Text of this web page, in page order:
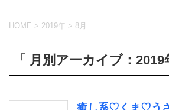
HOME > 2019年 > 8月
「 月別アーカイブ：